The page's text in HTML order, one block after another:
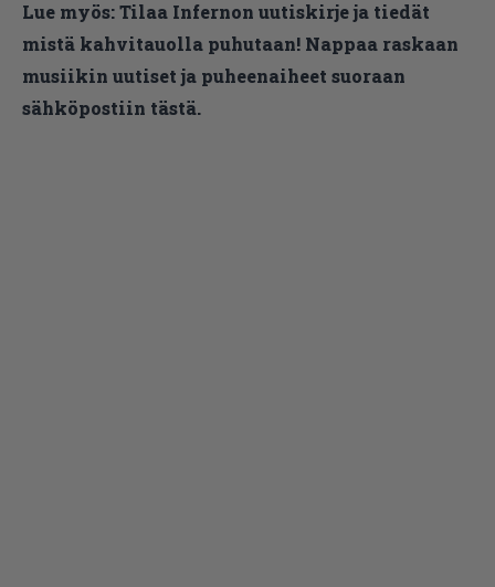
Lue myös:Tilaa Infernon uutiskirje ja tiedät
mistä kahvitauolla puhutaan! Nappaa raskaan
musiikin uutiset ja puheenaiheet suoraan
sähköpostiin tästä.